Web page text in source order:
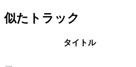
似たトラック
タイトル